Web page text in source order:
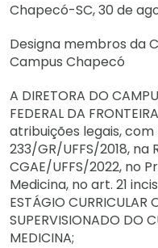
Chapecó-SC, 30 de
Designa membros da
Campus Chapecó
A DIRETORA DO
FEDERAL DA
atribuições legais,
233/GR/UFFS/2018, na
CGAE/UFFS/2022, no
Medicina, no art. 21
ESTÁGIO CURRICULAR
SUPERVISIONADO DO
MEDICINA;